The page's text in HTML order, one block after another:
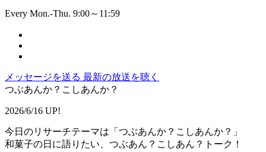
Every Mon.-Thu. 9:00～11:59
メッセージを送る 最新の放送を聴く
つぶあんか？こしあんか？
2026/6/16 UP!
今日のリサーチテーマは「つぶあんか？こしあんか？」
和菓子の日に語りたい、つぶあん？こしあん？トーク！